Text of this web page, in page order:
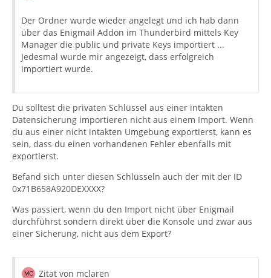
Der Ordner wurde wieder angelegt und ich hab dann
über das Enigmail Addon im Thunderbird mittels Key
Manager die public und private Keys importiert ...
Jedesmal wurde mir angezeigt, dass erfolgreich
importiert wurde.
Du solltest die privaten Schlüssel aus einer intakten
Datensicherung importieren nicht aus einem Import. Wenn
du aus einer nicht intakten Umgebung exportierst, kann es
sein, dass du einen vorhandenen Fehler ebenfalls mit
exportierst.
Befand sich unter diesen Schlüsseln auch der mit der ID
0x71B658A920DEXXXX?
Was passiert, wenn du den Import nicht über Enigmail
durchführst sondern direkt über die Konsole und zwar aus
einer Sicherung, nicht aus dem Export?
Zitat von mclaren